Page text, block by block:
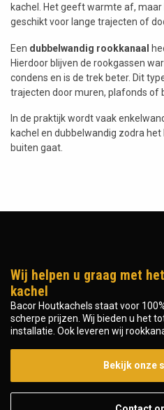
kachel. Het geeft warmte af,
geschikt voor lange trajecten of
Een dubbelwandig rookkanaal
Hierdoor blijven de rookgassen
condens en is de trek beter. Dit
trajecten door muren, plafonds of
In de praktijk wordt vaak
kachel en dubbelwandig zodra
buiten gaat.
Wij helpen u graag met
kachel
Bacor Houtkachels staat voor
scherpe prijzen. Wij bieden u het
installatie. Ook leveren wij
Bekijk onze